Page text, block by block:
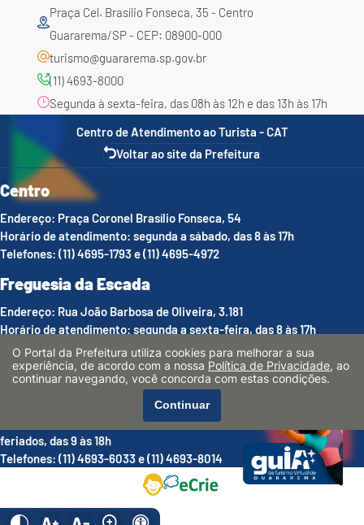
Praça Cel. Brasílio Fonseca, 35 - Centro
Guararema/SP - CEP: 08900-000
turismo@guararema.sp.gov.br
(11) 4693-8000
Segunda à sexta-feira, das 08h às 12h e das 13h às 17h
Centro de Atendimento ao Turista - CAT
Voltar ao site da Prefeitura
Centro
Endereço: Praça Coronel Brasílio Fonseca, 54
Horário de atendimento: segunda a sábado, das 8 às 17h
Telefones: (11) 4695-1793 e (11) 4695-4972
Freguesia da Escada
Endereço: Rua João Barbosa de Oliveira, 3.181
Horário de atendimento: segunda a sexta-feira, das 8 às 17h
Telefones: (11) 4693-8013
Luís Carlos
Endereço: Estrada Municipal Argemiro de Souza Melo, 1.536
Horário de atendimento: sábados, domingos, feriados e pontes de
feriados, das 9 às 18h
Telefones: (11) 4693-6033 e (11) 4693-8014
O Portal da Prefeitura utiliza cookies para melhorar a sua
experiência, de acordo com a nossa Política de Privacidade, ao
continuar navegando, você concorda com estas condições.
Continuar